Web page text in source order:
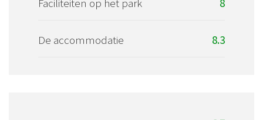
Faciliteiten op het park 8
De accommodatie 8.3